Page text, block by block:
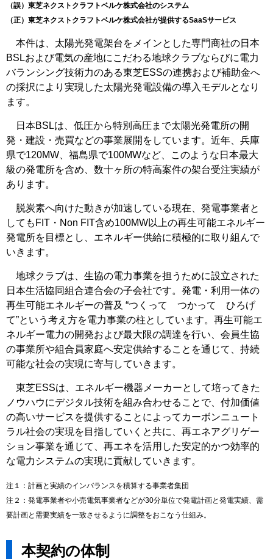
（誤）東芝ネクストクラフトベルケ株式会社のシステム
（正）東芝ネクストクラフトベルケ株式会社が提供するSaaSサービス
本件は、太陽光発電架台をメインとした専門商社の日本
BSLおよび電気の産地にこだわる地球クラブならびに電力
バランシング技術力のある東芝ESSの連携および補助金へ
の採択により実現した太陽光発電設備の導入モデルとなり
ます。
日本BSLは、低圧から特別高圧まで太陽光発電所の開
発・建設・売買などの事業展開をしています。近年、兵庫
県で120MW、福島県で100MWなど、このような日本最大
級の発電所を含め、数十ヶ所の特高案件の架台受注実績が
あります。
脱炭素へ向けた動きが加速している現在、発電事業者と
してもFIT・Non FIT含め100MW以上の再生可能エネルギー
発電所を目標とし、エネルギー供給に積極的に取り組んで
いきます。
地球クラブは、生協の電力事業を担うために設立された
日本生活協同組合連合会の子会社です。発電・利用一体の
再生可能エネルギーの普及 “つくって つかって ひろげ
て”という考え方を電力事業の柱としています。再生可能エ
ネルギー電力の開発および最大限の調達を行い、会員生協
の事業所や組合員家庭へ安定供給することを通じて、持続
可能な社会の実現に寄与していきます。
東芝ESSは、エネルギー機器メーカーとして培ってきた
ノウハウにデジタル技術を組み合わせることで、付加価値
の高いサービスを提供することによってカーボンニュート
ラル社会の実現を目指していくと共に、再エネアグリゲー
ション事業を通じて、再エネを活用した安定的かつ効率的
な電力システムの実現に貢献していきます。
注１：計画と実績のインバランスを積算する事業者集団
注２：発電事業者や小売電気事業者などが30分単位で発電計画と発電実績、需
要計画と需要実績を一致させるように調整をおこなう仕組み。
本契約の体制